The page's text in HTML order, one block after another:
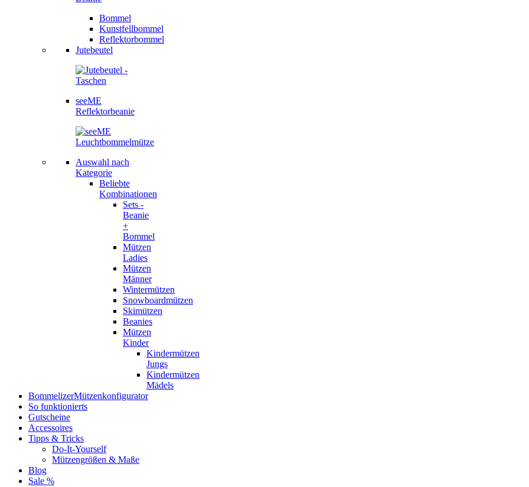
Bommel
Kunstfellbommel
Reflektorbommel
Jutebeutel
seeME
Reflektorbeanie
Auswahl nach
Kategorie
Beliebte
Kombinationen
Sets -
Beanie
+
Bommel
Mützen
Ladies
Mützen
Männer
Wintermützen
Snowboardmützen
Skimützen
Beanies
Mützen
Kinder
Kindermützen
Jungs
Kindermützen
Mädels
BommelizerMützenkonfigurator
So funktionierts
Gutscheine
Accessoires
Tipps & Tricks
Do-It-Yourself
Mützengrößen & Maße
Blog
Sale %